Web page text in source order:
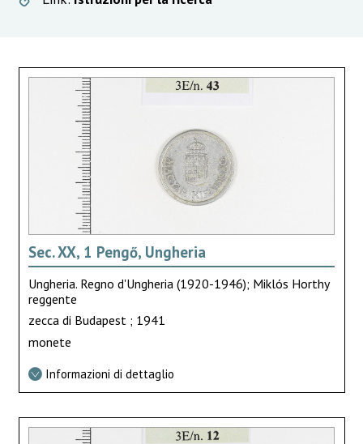
Sec. XX, 1 Pengő, Ungheria
Ungheria. Regno d'Ungheria (1920-1946); Miklós Horthy
reggente
zecca di Budapest ; 1941
monete
Informazioni di dettaglio